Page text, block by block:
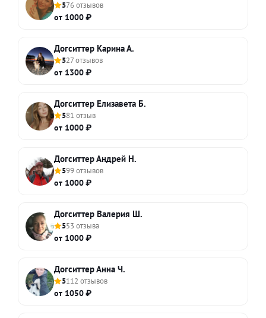
576 отзывов
от 1000 ₽
Догситтер Карина А.
527 отзывов
от 1300 ₽
Догситтер Елизавета Б.
581 отзыв
от 1000 ₽
Догситтер Андрей Н.
599 отзывов
от 1000 ₽
Догситтер Валерия Ш.
553 отзыва
от 1000 ₽
Догситтер Анна Ч.
5112 отзывов
от 1050 ₽